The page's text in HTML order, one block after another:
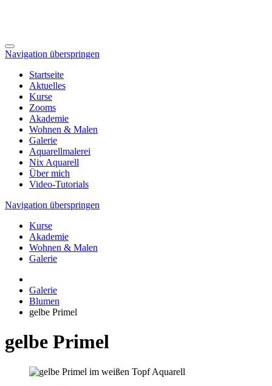
Navigation überspringen
Startseite
Aktuelles
Kurse
Zooms
Akademie
Wohnen & Malen
Galerie
Aquarellmalerei
Nix Aquarell
Über mich
Video-Tutorials
Navigation überspringen
Kurse
Akademie
Wohnen & Malen
Galerie
Galerie
Blumen
gelbe Primel
gelbe Primel